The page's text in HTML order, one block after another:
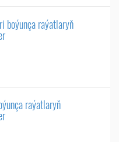
boýunça raýatlaryň
raýatlaryň